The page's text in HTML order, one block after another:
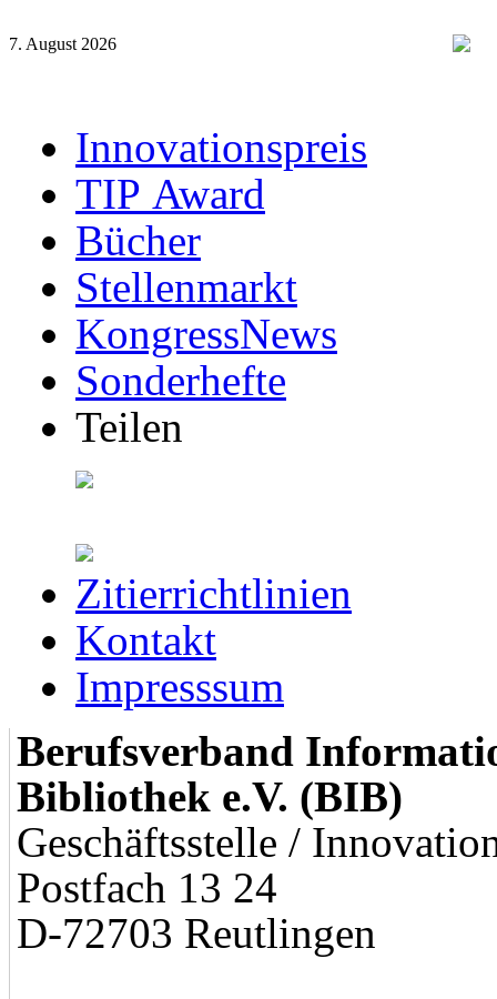
7. August 2026
Innovationspreis
TIP Award
Bücher
Stellenmarkt
KongressNews
Sonderhefte
Teilen
Zitierrichtlinien
Kontakt
Impresssum
Berufsverband
Bibliothek e.V. (BIB)
Geschäftsstelle /
Postfach 13 24
D-72703 Reutlingen